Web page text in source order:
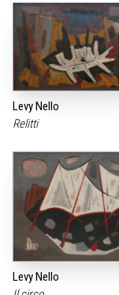
Levy Nello
Relitti
Levy Nello